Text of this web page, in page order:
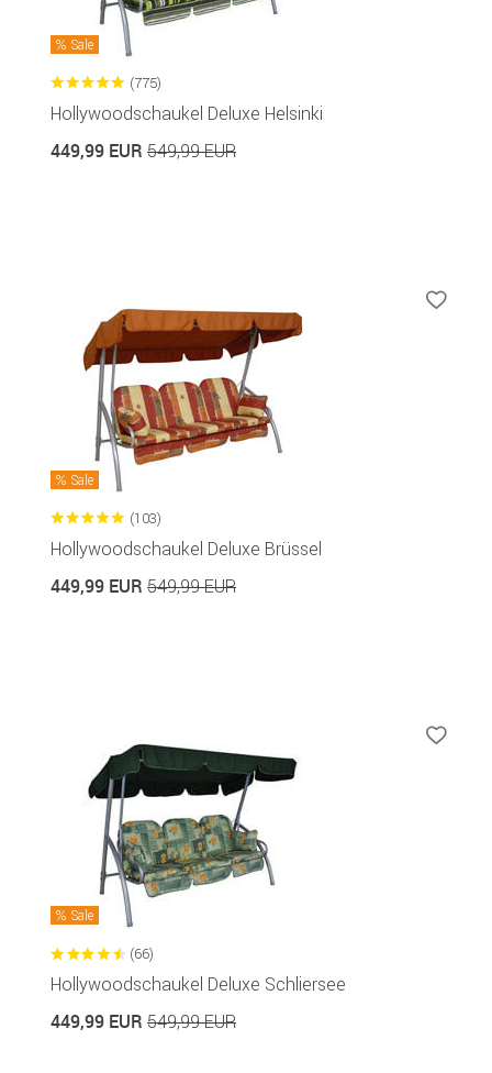
Sale
(775)
Hollywoodschaukel Deluxe Helsinki
449,99 EUR 549,99 EUR
Sale
(103)
Hollywoodschaukel Deluxe Brüssel
449,99 EUR 549,99 EUR
Sale
(66)
Hollywoodschaukel Deluxe Schliersee
449,99 EUR 549,99 EUR